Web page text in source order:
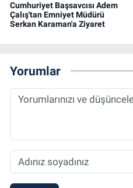
Cumhuriyet Başsavcısı Adem
Çalış'tan Emniyet Müdürü
Serkan Karaman'a Ziyaret
Yorumlar